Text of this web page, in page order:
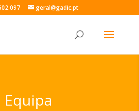
097 geral@gadic.pt
Equipa